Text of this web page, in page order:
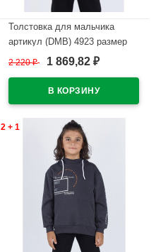
Толстовка для мальчика
артикул (DMB) 4923 размер
32/128-44/164 цвет кирпичный
2 220₽ 1 869,82 ₽
2 + 1